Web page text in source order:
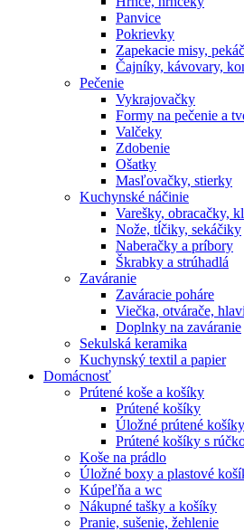
Panvice
Pokrievky
Zapekacie misy,
Čajníky, kávovary,
Pečenie
Vykrajovačky
Formy na pečenie a
Valčeky
Zdobenie
Ošatky
Masľovačky, stierky
Kuchynské náčinie
Varešky, obracačky,
Nože, tĺčiky, sekáčiky
Naberačky a príbory
Škrabky a strúhadlá
Zaváranie
Zaváracie poháre
Viečka, otvárače,
Doplnky na zaváranie
Sekulská keramika
Kuchynský textil a papier
Domácnosť
Prútené koše a košíky
Prútené košíky
Úložné prútené košíky
Prútené košíky s
Koše na prádlo
Úložné boxy a plastové
Kúpeľňa a wc
Nákupné tašky a košíky
Pranie, sušenie, žehlenie